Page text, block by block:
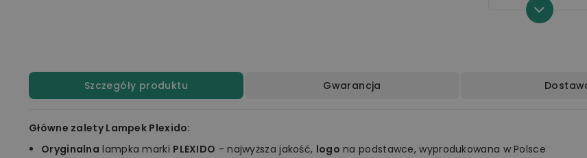
Szczegóły produktu Gwarancja
Główne zalety Lampek Plexido:
Oryginalna lampka marki PLEXIDO - najwyższa jakość, logo na podstawce, wyprodukowana w Polsce